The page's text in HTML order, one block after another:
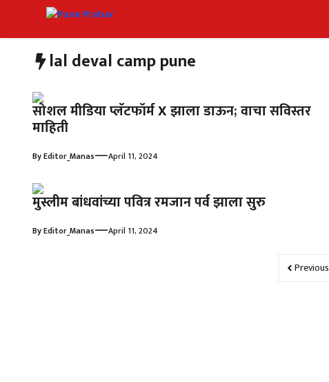
to
contentlal deval camp pune
सोशल मीडिया प्लॅटफॉर्म X झाला डाऊन; वाचा सविस्तर
माहिती
ByEditor_Manas—April 11, 2024
मुस्लीम बांधवांच्या पवित्र रमजान पर्व झाला सुरु
ByEditor_Manas—April 11, 2024
Previous